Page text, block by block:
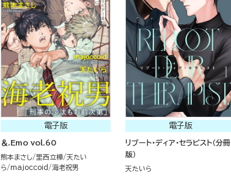
電子版
＆.Emo vol.60
熊本まさし 里西立樺 天たい
ら
majoccoid 海老祝男
電子版
リブート・ディア・セラピスト（分冊
版）
天たいら